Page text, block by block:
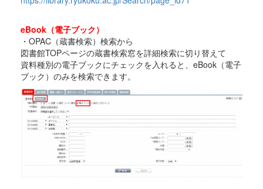
eBook（電子ブック）
・OPAC（蔵書検索）検索から
図書館TOPページの蔵書検索窓を詳細検索に切り替えて
資料種別の電子ブックにチェックを入れると、eBook（電子
ブック）のみを検索できます。